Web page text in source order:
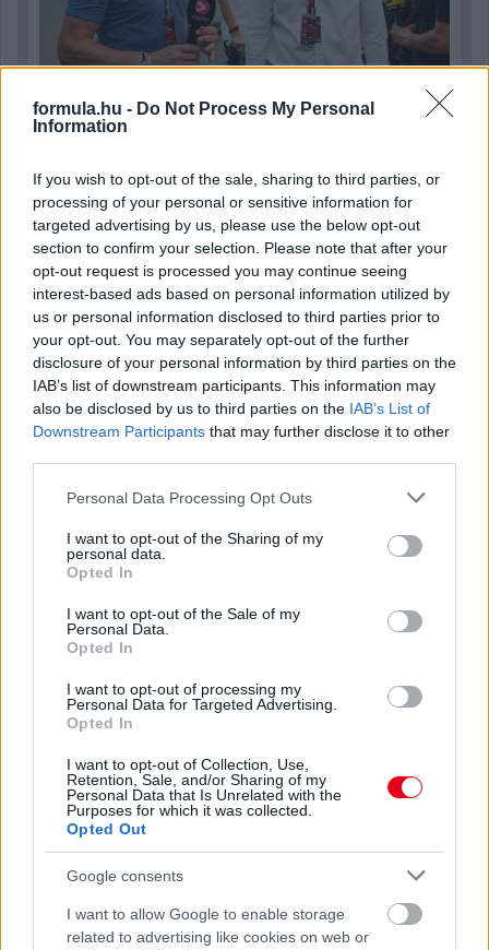
formula.hu - Do Not Process My Personal
Information
If you wish to opt-out of the sale, sharing to third parties, or
processing of your personal or sensitive information for
targeted advertising by us, please use the below opt-out
section to confirm your selection. Please note that after your
opt-out request is processed you may continue seeing
interest-based ads based on personal information utilized by
us or personal information disclosed to third parties prior to
your opt-out. You may separately opt-out of the further
disclosure of your personal information by third parties on the
IAB’s list of downstream participants. This information may
also be disclosed by us to third parties on the IAB’s List of
Downstream Participants that may further disclose it to other
Please note that this website/app uses one or more Google
not limited to your visit or usage behaviour. You may click to
grant or deny consent to Google and its third-party tags to
use your data for below specified purposes in below Google
consent section.
Personal Data Processing Opt Outs
I want to opt-out of the Sharing of my
personal data.
Opted In
I want to opt-out of the Sale of my
Personal Data.
Opted In
I want to opt-out of processing my
Personal Data for Targeted Advertising.
Opted In
I want to opt-out of Collection, Use,
Retention, Sale, and/or Sharing of my
Personal Data that Is Unrelated with the
Purposes for which it was collected.
Opted Out
Google consents
I want to allow Google to enable storage
related to advertising like cookies on web or
Megvan, mikor kezdődik az F1-es Bahreini Nagydíj
Malajziában
szerint